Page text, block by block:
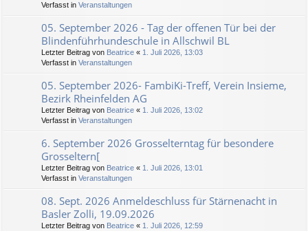
Verfasst in Veranstaltungen
05. September 2026 - Tag der offenen Tür bei der
Blindenführhundeschule in Allschwil BL
Letzter Beitrag von Beatrice « 1. Juli 2026, 13:03
Verfasst in Veranstaltungen
05. September 2026- FambiKi-Treff, Verein Insieme,
Bezirk Rheinfelden AG
Letzter Beitrag von Beatrice « 1. Juli 2026, 13:02
Verfasst in Veranstaltungen
6. September 2026 Grosselterntag für besondere
Grosseltern[
Letzter Beitrag von Beatrice « 1. Juli 2026, 13:01
Verfasst in Veranstaltungen
08. Sept. 2026 Anmeldeschluss für Stärnenacht in
Basler Zolli, 19.09.2026
Letzter Beitrag von Beatrice « 1. Juli 2026, 12:59